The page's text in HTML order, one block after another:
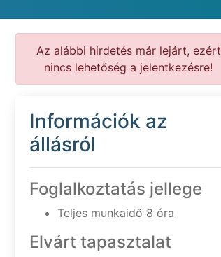
Az alábbi hirdetés már lejárt, ezért
nincs lehetőség a jelentkezésre!
Információk az
állásról
Foglalkoztatás jellege
Teljes munkaidő 8 óra
Elvárt tapasztalat